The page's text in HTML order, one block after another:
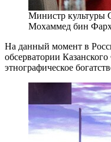
Министр культуры
Мохаммед бин
На данный момент в
обсерватории
этнографическое